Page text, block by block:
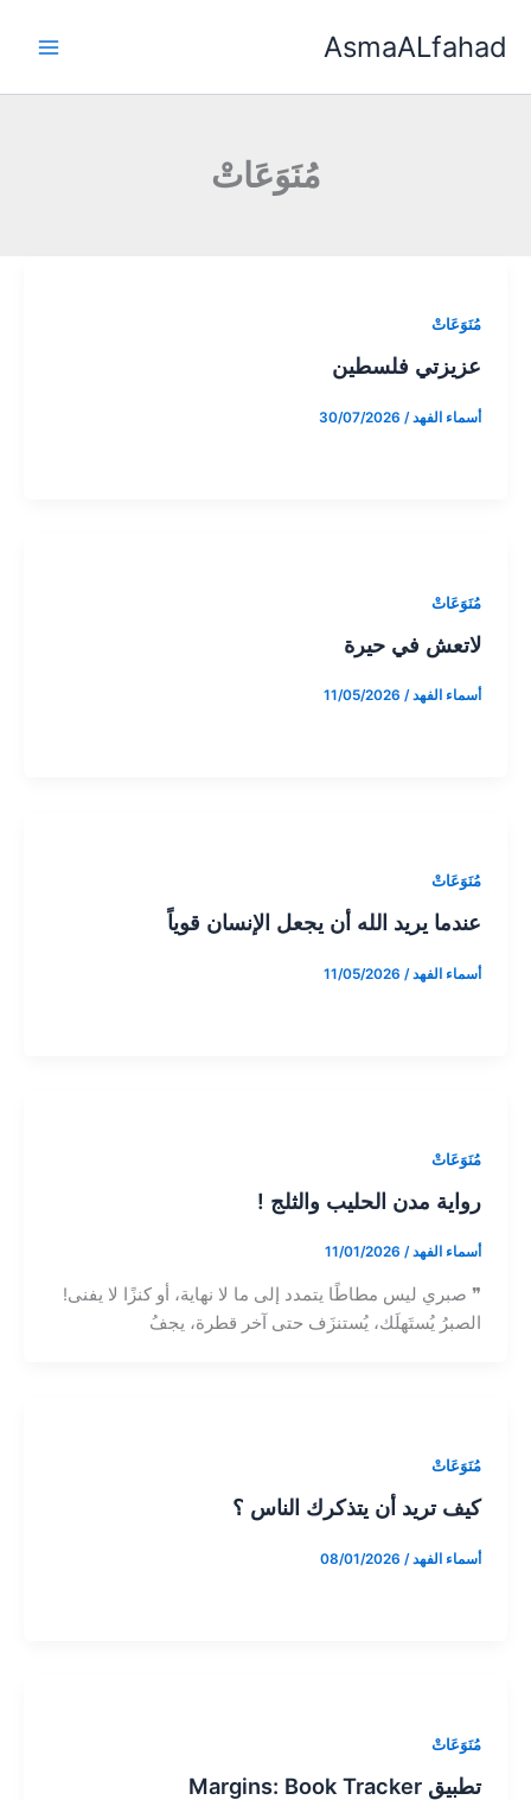
AsmaALfahad
مُنَوَعَاتْ
مُنَوَعَاتْ
عزيزتي فلسطين
أسماء الفهد/
30/07/2026
مُنَوَعَاتْ
لاتعش في حيرة
أسماء الفهد/
11/05/2026
مُنَوَعَاتْ
عندما يريد الله أن يجعل الإنسان قوياً
أسماء الفهد/
11/05/2026
مُنَوَعَاتْ
رواية مدن الحليب والثلج !
أسماء الفهد/
11/01/2026
❞ صبري ليس مطاطًا يتمدد إلى ما لا نهاية، أو كنزًا لا يفنى!
الصبرُ يُستَهلَك، يُستنزَف حتى آخر قطرة، يجفُ
مُنَوَعَاتْ
كيف تريد أن يتذكرك الناس ؟
أسماء الفهد/
08/01/2026
مُنَوَعَاتْ
تطبيق Margins: Book Tracker